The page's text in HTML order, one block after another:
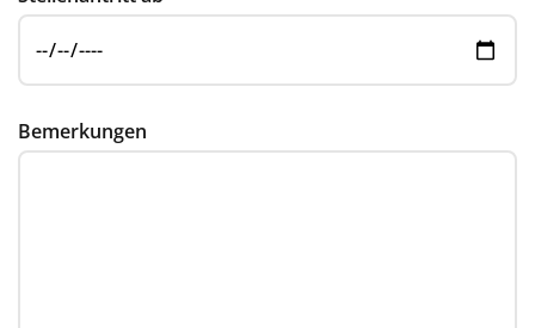
Bemerkungen